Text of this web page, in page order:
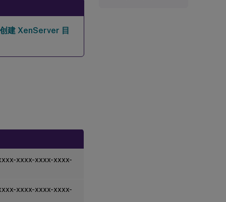
创建 XenServer 目
xxxx-xxxx-xxxx-
xxxx-xxxx-xxxx-